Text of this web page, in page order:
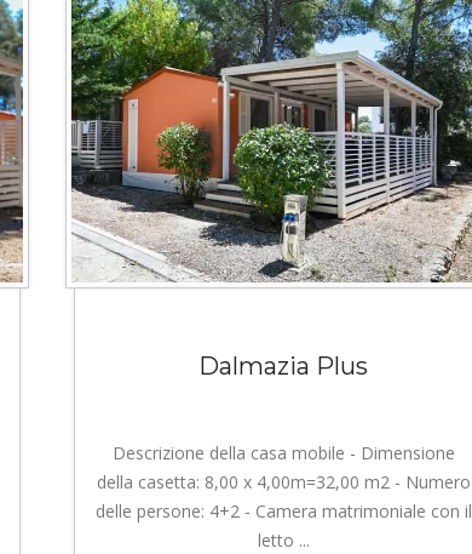
Dalmazia Plus
Descrizione della casa mobile - Dimensione
della casetta: 8,00 x 4,00m=32,00 m2 - Numero
delle persone: 4+2 - Camera matrimoniale con il
letto ...